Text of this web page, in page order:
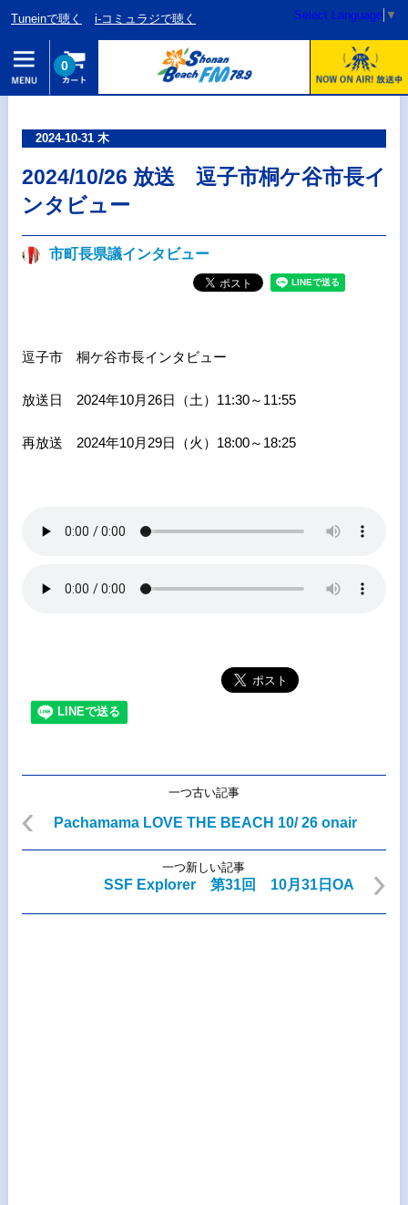
Tuneinで聴く i-コミュラジで聴く Select Language ▼
0
2024-10-31 木
2024/10/26 放送 逗子市桐ケ谷市長イ
ンタビュー
市町長県議インタビュー
逗子市 桐ケ谷市長インタビュー
放送日 2024年10月26日（土）11:30～11:55
再放送 2024年10月29日（火）18:00～18:25
一つ古い記事
Pachamama LOVE THE BEACH 10/ 26 onair
一つ新しい記事
SSF Explorer 第31回 10月31日OA